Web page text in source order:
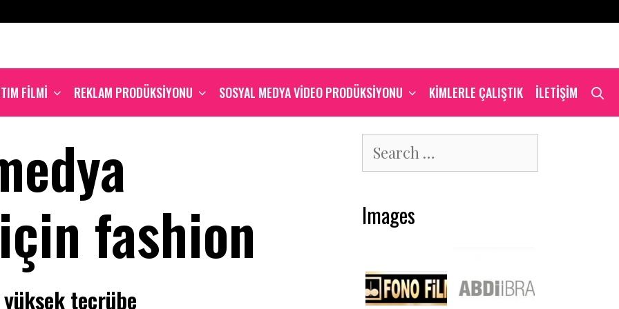
FILMI REKLAM PRODÜKSIYONU SOSYAL MEDYA VIDEO PRODÜKSIYONU KIMLERLE ÇALIŞTIK İLETIŞIM
fashion
tecrübe
for:
Images